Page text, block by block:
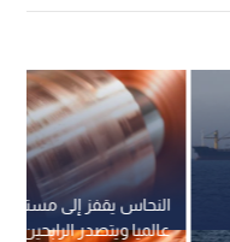
النحاس يقفز إلى
عالميا ويتصدر الرابحين